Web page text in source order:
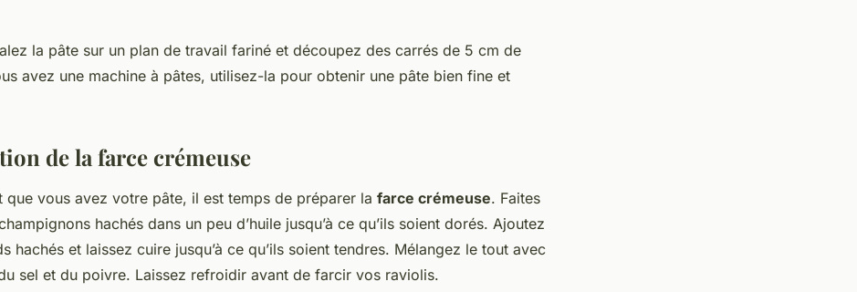
la pâte sur un plan de travail fariné et découpez des carrés de 5 cm de
avez une machine à pâtes, utilisez-la pour obtenir une pâte bien fine et
de la farce crémeuse
que vous avez votre pâte, il est temps de préparer la farce crémeuse. Faites
hachés dans un peu d’huile jusqu’à ce qu’ils soient dorés. Ajoutez
hachés et laissez cuire jusqu’à ce qu’ils soient tendres. Mélangez le tout avec
sel et du poivre. Laissez refroidir avant de farcir vos raviolis.